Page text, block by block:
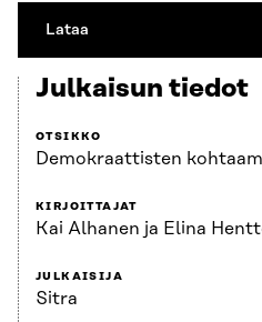
Lataa
Julkaisun tiedot
OTSIKKO
Demokraattisten
KIRJOITTAJAT
Kai Alhanen ja Elina
JULKAISIJA
Sitra